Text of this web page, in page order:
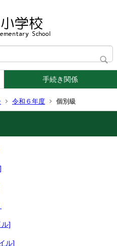
手続き関係
令和６年度 個別級
]
ル]